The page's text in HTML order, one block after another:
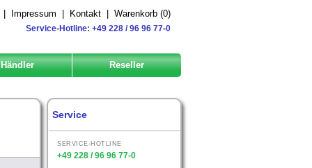
Impressum Kontakt Warenkorb (0)
Service-Hotline: +49 228 / 96 96 77-0
Händler Reseller
Service
SERVICE-HOTLINE
+49 228 / 96 96 77-0